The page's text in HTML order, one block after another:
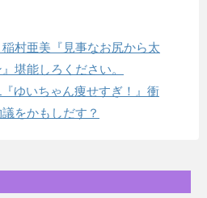
村亜美『見事なお尻から太
堪能しろください。
ゆいちゃん痩せすぎ！』衝
をかもしだす？